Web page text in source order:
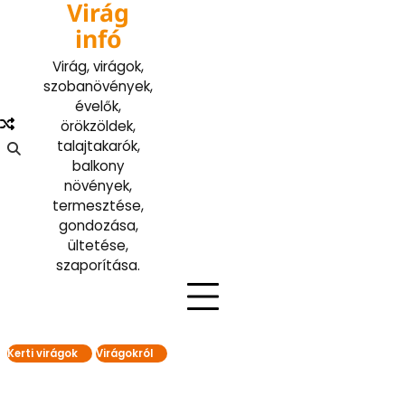
Virág
infó
Virág, virágok,
szobanövények,
évelők,
örökzöldek,
talajtakarók,
balkony
növények,
termesztése,
gondozása,
ültetése,
szaporítása.
Kerti virágok Virágokról